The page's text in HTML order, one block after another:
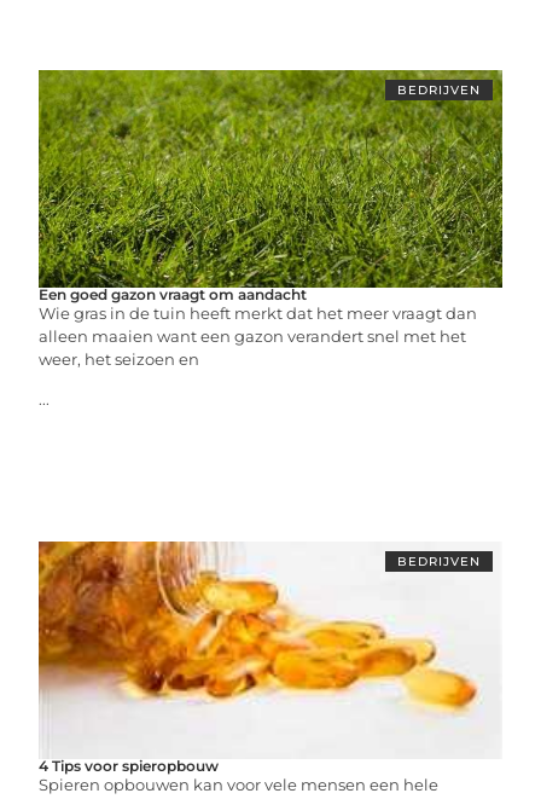
BEDRIJVEN
Een goed gazon vraagt om aandacht
Wie gras in de tuin heeft merkt dat het meer vraagt dan
alleen maaien want een gazon verandert snel met het
weer, het seizoen en
...
BEDRIJVEN
4 Tips voor spieropbouw
Spieren opbouwen kan voor vele mensen een hele